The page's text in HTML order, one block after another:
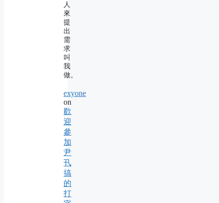
人
來
提
出
需
求
叫
我
做。
exyone
on
歡
迎
參
加
尹
卂
搞
的
打